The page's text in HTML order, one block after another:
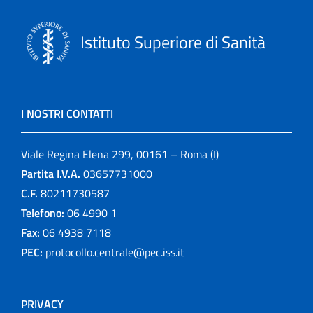
Istituto Superiore di Sanità
I NOSTRI CONTATTI
Viale Regina Elena 299, 00161 – Roma (I)
Partita I.V.A. 03657731000
C.F. 80211730587
Telefono: 06 4990 1
Fax: 06 4938 7118
PEC: protocollo.centrale@pec.iss.it
PRIVACY